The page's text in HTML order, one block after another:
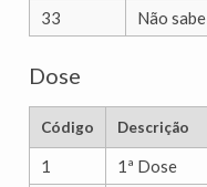
33
Não sabe
Dose
Código Descrição
1 1ª Dose